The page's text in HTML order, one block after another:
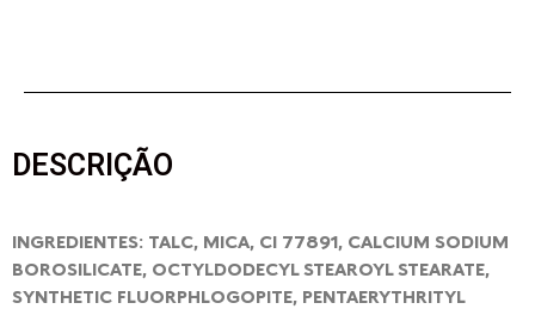
DESCRIÇÃO
INGREDIENTES: TALC, MICA, CI 77891, CALCIUM SODIUM
BOROSILICATE, OCTYLDODECYL STEAROYL STEARATE,
SYNTHETIC FLUORPHLOGOPITE, PENTAERYTHRITYL